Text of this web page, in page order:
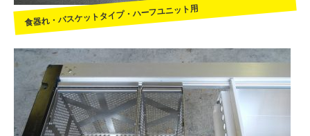
食器れ・バスケットタイプ・ハーフユニット用